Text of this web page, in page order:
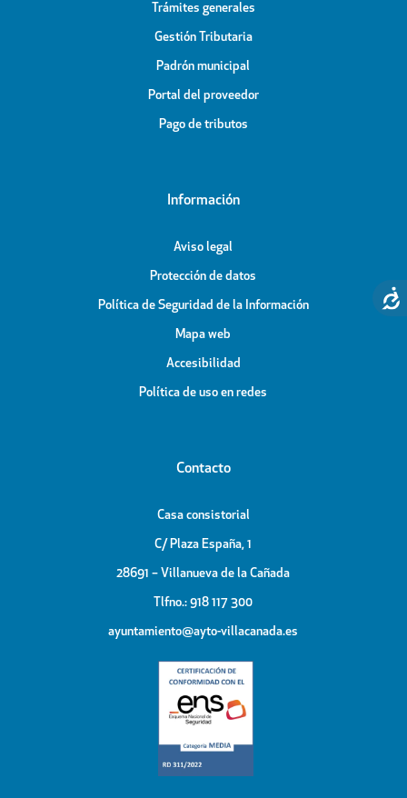
Trámites generales
Gestión Tributaria
Padrón municipal
Portal del proveedor
Pago de tributos
Información
Aviso legal
Protección de datos
Política de Seguridad de la Información
Mapa web
Accesibilidad
Política de uso en redes
Contacto
Casa consistorial
C/ Plaza España, 1
28691 – Villanueva de la Cañada
Tlfno.: 918 117 300
ayuntamiento@ayto-villacanada.es